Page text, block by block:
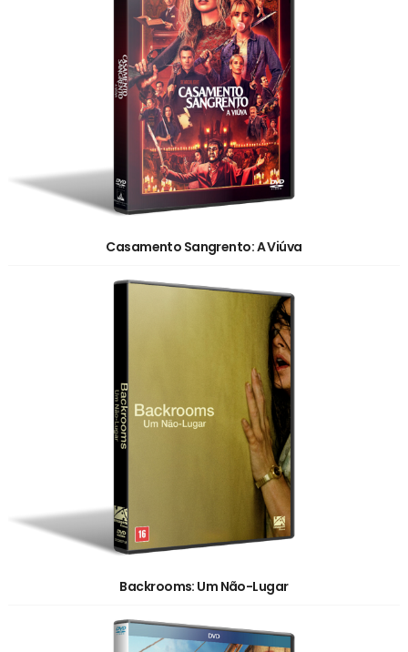
Casamento Sangrento: A Viúva
Backrooms: Um Não-Lugar